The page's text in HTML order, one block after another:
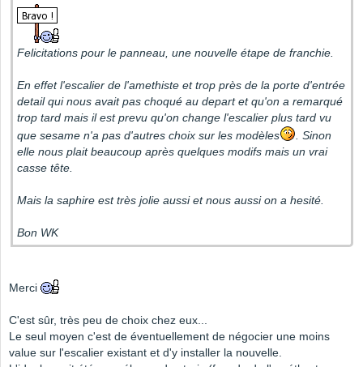
Felicitations pour le panneau, une nouvelle étape de franchie.
En effet l'escalier de l'amethiste et trop près de la porte d'entrée
detail qui nous avait pas choqué au depart et qu'on a remarqué
trop tard mais il est prevu qu'on change l'escalier plus tard vu
que sesame n'a pas d'autres choix sur les modèles
. Sinon
elle nous plait beaucoup après quelques modifs mais un vrai
casse tête.
Mais la saphire est très jolie aussi et nous aussi on a hesité.
Bon WK
Merci
C'est sûr, très peu de choix chez eux...
Le seul moyen c'est de éventuellement de négocier une moins
value sur l'escalier existant et d'y installer la nouvelle.